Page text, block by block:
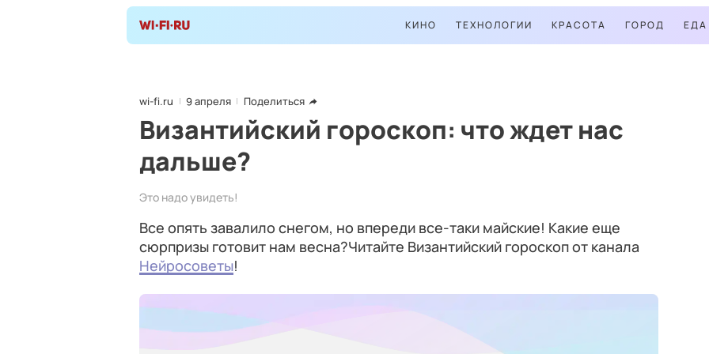
КИНО ТЕХНОЛОГИИ КРАСОТА ГОРОД ЕДА
wi-fi.ru 9 апреля Поделиться
Византийский гороскоп: что ждет нас
дальше?
Это надо увидеть!
Все опять завалило снегом, но впереди все-таки майские! Какие еще
сюрпризы готовит нам весна?Читайте Византийский гороскоп от канала
Нейросоветы!